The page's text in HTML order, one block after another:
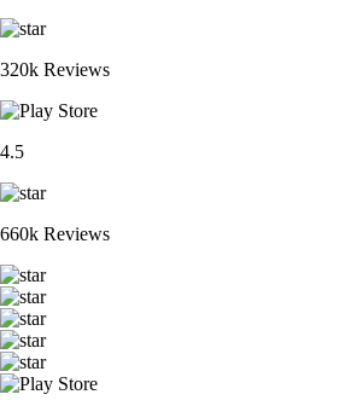
320k Reviews
4.5
660k Reviews